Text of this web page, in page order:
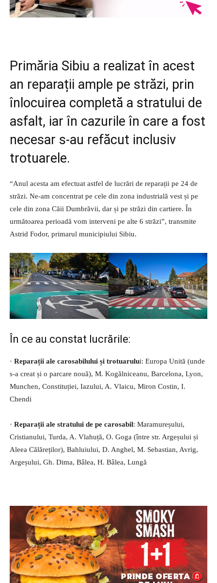
Primăria Sibiu a realizat în acest
an reparații ample pe străzi, prin
înlocuirea completă a stratului de
asfalt, iar în cazurile în care a fost
necesar s-au refăcut inclusiv
trotuarele.
“Anul acesta am efectuat astfel de lucrări de reparații pe 24 de
străzi. Ne-am concentrat pe cele din zona industrială vest și pe
cele din zona Căii Dumbrăvii, dar și pe străzi din cartiere. În
următoarea perioadă vom interveni pe alte 6 străzi”, transmite
Astrid Fodor, primarul municipiului Sibiu.
În ce au constat lucrările:
· Reparații ale carosabilului și trotuarului: Europa Unită (unde
s-a creat și o parcare nouă), M. Kogălniceanu, Barcelona, Lyon,
Munchen, Constituției, Iazului, A. Vlaicu, Miron Costin, I.
Chendi
· Reparații ale stratului de pe carosabil: Maramureșului,
Cristianului, Turda, A. Vlahuță, O. Goga (între str. Argeșului și
Aleea Călăreților), Bahluiului, D. Anghel, M. Sebastian, Avrig,
Argeșului, Gh. Dima, Bâlea, H. Bâlea, Lungă